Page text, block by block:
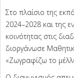
Στο πλαίσιο της
2024–2028 και της
κοινότητας στις
διοργάνωσε
«Ζωγραφίζω το